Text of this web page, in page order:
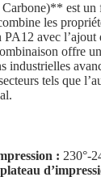
est un
les
avec l’ajout
offre
industrielles
tels que
: 230°-